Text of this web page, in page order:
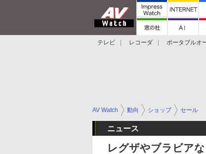
テレビ レコーダ ポータブルオ
AV Watch 動向 ショップ セール
ニュース
レグザやブラビア